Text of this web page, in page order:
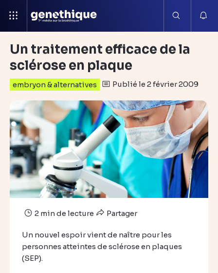
Un traitement efficace de la
sclérose en plaque
embryon & alternatives Publié le 2 février 2009
2 min de lecture Partager
Un nouvel espoir vient de naître pour les
personnes atteintes de sclérose en plaques
(SEP).